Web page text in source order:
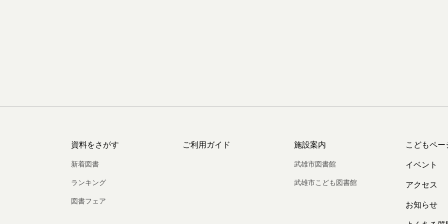
資料をさがす
新着図書
ランキング
図書フェア
ご利用ガイド 施設案内
武雄市図書館
武雄市こども図書館
こどもペー
イベント
アクセス
お知らせ